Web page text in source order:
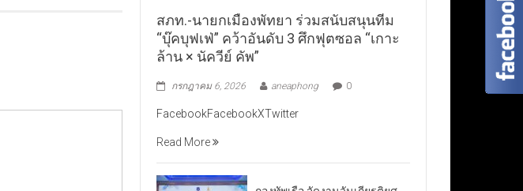
สภท.-นายกเมืองพัทยา ร่วมสนับสนุนทีม
“บุ๊คบุฟเฟ่” คว้าอันดับ 3 ศึกฟุตซอล “เกาะ
ล้าน × นัควีย์ คัพ”
กรกฎาคม 6, 2026 aneaphong 0
FacebookFacebookXTwitter
Read More